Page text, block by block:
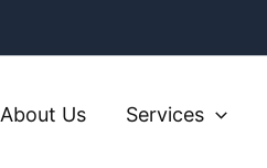
About Us Services